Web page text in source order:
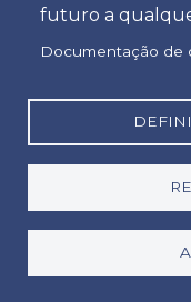
futuro a
Documentação de
Ovo / Cadeira de